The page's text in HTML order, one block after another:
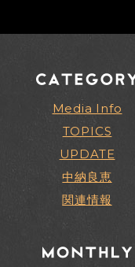
Media Info
TOPICS
UPDATE
中納良恵
関連情報